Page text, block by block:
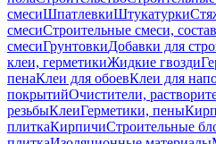
смесиШпатлевкиШтукатурки
смесиСтроительные смеси,
смесиГрунтовкиДобавки для
клеи, герметикиЖидкие гвозди
пенаКлеи для обоевКлеи для
покрытийОчистители,
резьбыКлеиГерметики, пены
плиткаКирпичиСтроительные